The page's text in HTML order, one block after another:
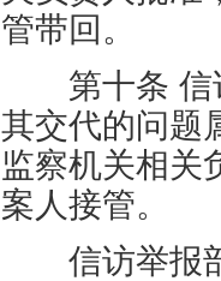
管带回。
第十条 信
其交代的问题
监察机关相关
案人接管。
信访举报部